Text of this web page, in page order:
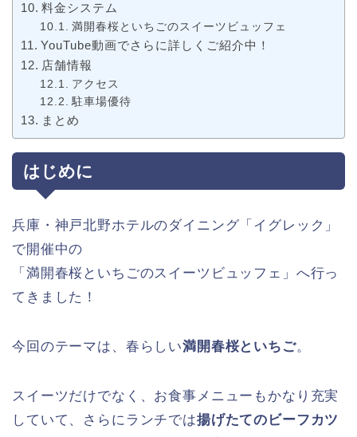
料金システム
満開春桜といちごのスイーツビュッフェ
YouTube動画でさらに詳しくご紹介中！
店舗情報
アクセス
駐車場優待
まとめ
はじめに
兵庫・神戸北野ホテルのダイニング「イグレック」
で開催中の
「満開春桜といちごのスイーツビュッフェ」へ行っ
てきました！
今回のテーマは、春らしい満開春桜といちご。
スイーツだけでなく、お食事メニューもかなり充実
していて、さらにランチでは揚げたてのビーフカツ